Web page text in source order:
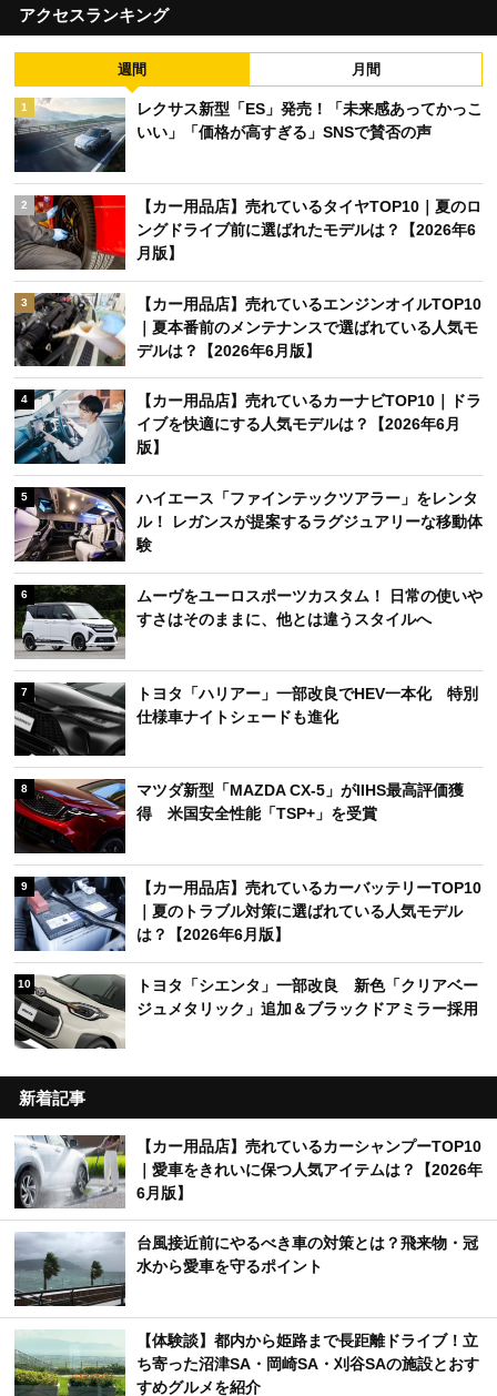
アクセスランキング
週間 月間
1
レクサス新型「ES」発売！「未来感あってかっこ
いい」「価格が高すぎる」SNSで賛否の声
2
【カー用品店】売れているタイヤTOP10｜夏のロ
ングドライブ前に選ばれたモデルは？【2026年6
月版】
3
【カー用品店】売れているエンジンオイルTOP10
｜夏本番前のメンテナンスで選ばれている人気モ
デルは？【2026年6月版】
4
【カー用品店】売れているカーナビTOP10｜ドラ
イブを快適にする人気モデルは？【2026年6月
版】
5
ハイエース「ファインテックツアラー」をレンタ
ル！ レガンスが提案するラグジュアリーな移動体
験
6
ムーヴをユーロスポーツカスタム！ 日常の使いや
すさはそのままに、他とは違うスタイルへ
7
トヨタ「ハリアー」一部改良でHEV一本化 特別
仕様車ナイトシェードも進化
8
マツダ新型「MAZDA CX-5」がIIHS最高評価獲
得 米国安全性能「TSP+」を受賞
9
【カー用品店】売れているカーバッテリーTOP10
｜夏のトラブル対策に選ばれている人気モデル
は？【2026年6月版】
10
トヨタ「シエンタ」一部改良 新色「クリアベー
ジュメタリック」追加＆ブラックドアミラー採用
新着記事
【カー用品店】売れているカーシャンプーTOP10
｜愛車をきれいに保つ人気アイテムは？【2026年
6月版】
台風接近前にやるべき車の対策とは？飛来物・冠
水から愛車を守るポイント
【体験談】都内から姫路まで長距離ドライブ！立
ち寄った沼津SA・岡崎SA・刈谷SAの施設とおす
すめグルメを紹介